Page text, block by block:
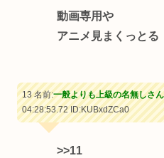
動画専用や
アニメ見まくっとる
13 名前:一般よりも上級の名無しさん
04:28:53.72ID:KUBxdZCa0
>>11